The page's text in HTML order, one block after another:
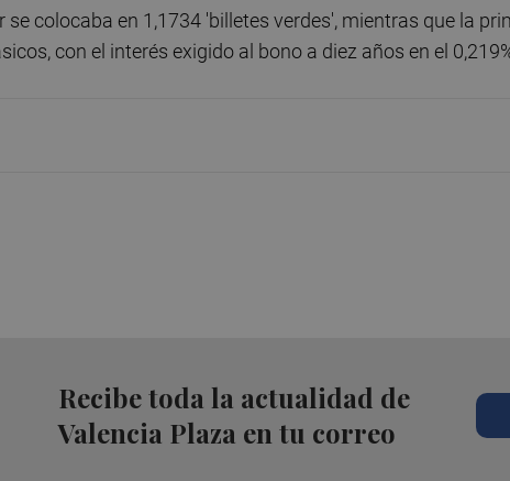
colocaba en 1,1734 'billetes verdes', mientras que la
con el interés exigido al bono a diez años en el
Recibe toda la actualidad de
Valencia Plaza en tu correo